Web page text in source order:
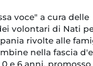
voce" a cura delle
volontari di Nati
rivolte alle
nella fascia
e 6 anni, promosso